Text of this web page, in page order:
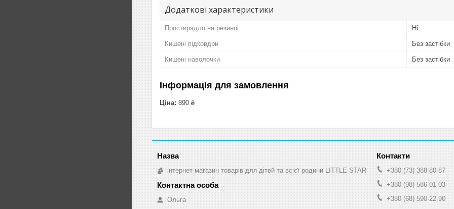
Додаткові характеристики
Простирадло на резинці Ні
Кишені підковдри Без застібки
Кишені наволочки Без застібки
Інформація для замовлення
Ціна: 890 ₴
інтернет-магазин товарів для дітей та всієї родини LITTLE STAR
Ольга
+380 (73) 388-80-87
+380 (98) 586-01-03
+380 (68) 590-22-90